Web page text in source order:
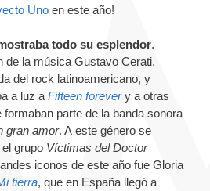
Uno en este año!
todo su esplendor.
de la música Gustavo Cerati,
del rock latinoamericano, y
a luz a Fifteen forevery a otras
parte de la banda sonora
gran amor. A este género se
grupo Víctimas del Doctor
iconos de este año fue Gloria
tierra, que en España llegó a